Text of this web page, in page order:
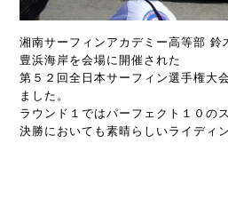
湘南サーフィンアカデミー高等部 鈴
豊浜海岸を会場に開催された
第５２回全日本サーフィン選手権大
ました。
ラウンド１ではパーフェクト１０の
決勝においても素晴らしいライディ